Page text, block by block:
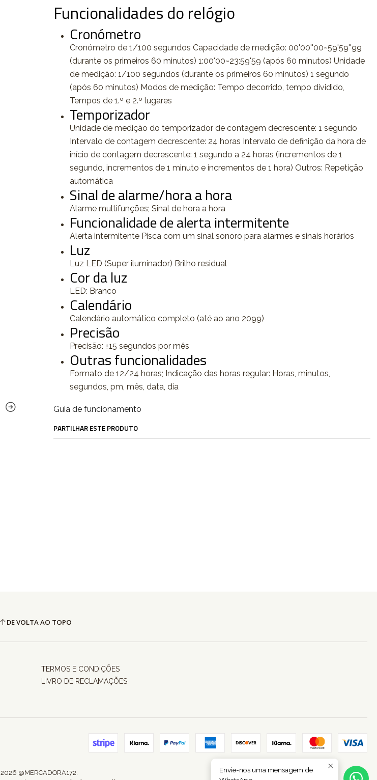
Funcionalidades do relógio
Cronómetro
Cronómetro de 1/100 segundos Capacidade de medição: 00'00''00~59'59''99
(durante os primeiros 60 minutos) 1:00'00~23:59'59 (após 60 minutos) Unidade
de medição: 1/100 segundos (durante os primeiros 60 minutos) 1 segundo
(após 60 minutos) Modos de medição: Tempo decorrido, tempo dividido,
Tempos de 1.º e 2.º lugares
Temporizador
Unidade de medição do temporizador de contagem decrescente: 1 segundo
Intervalo de contagem decrescente: 24 horas Intervalo de definição da hora de
início de contagem decrescente: 1 segundo a 24 horas (incrementos de 1
segundo, incrementos de 1 minuto e incrementos de 1 hora) Outros: Repetição
automática
Sinal de alarme/hora a hora
Alarme multifunções; Sinal de hora a hora
Funcionalidade de alerta intermitente
Alerta intermitente Pisca com um sinal sonoro para alarmes e sinais horários
Luz
Luz LED (Super iluminador) Brilho residual
Cor da luz
LED: Branco
Calendário
Calendário automático completo (até ao ano 2099)
Precisão
Precisão: ±15 segundos por mês
Outras funcionalidades
Formato de 12/24 horas; Indicação das horas regular: Horas, minutos,
segundos, pm, mês, data, dia
Guia de funcionamento
PARTILHAR ESTE PRODUTO
DE VOLTA AO TOPO
TERMOS E CONDIÇÕES
LIVRO DE RECLAMAÇÕES
2026 @MERCADORA172.
Envie-nos uma mensagem de